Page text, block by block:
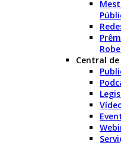
Central